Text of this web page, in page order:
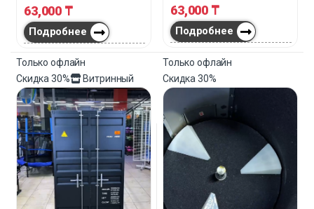
63,000 ₸
Подробнее
63,000 ₸
Подробнее
Только офлайн
Скидка30% Витринный
Только офлайн
Скидка30%